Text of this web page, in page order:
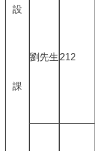
設
課
劉先生 212